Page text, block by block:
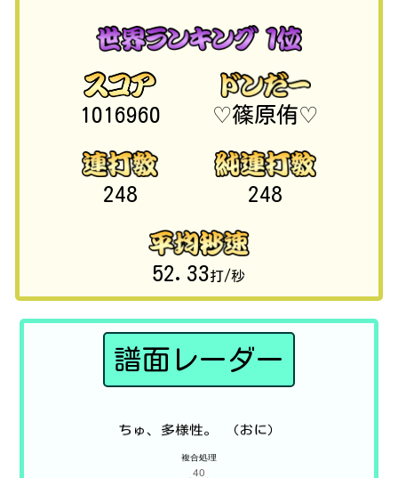
1016960 ♡篠原侑♡
248 248
52.33打/秒
譜面レーダー